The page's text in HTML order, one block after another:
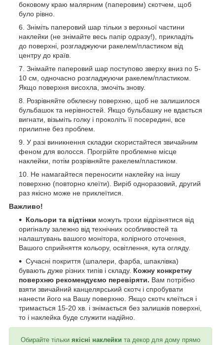
боковому краю малярним (паперовим) скотчем, щоб
було рівно.
Зніміть паперовий шар тільки з верхньої частини
наклейки (не знімайте весь папір одразу!), прикладіть
до поверхні, розгладжуючи ракелем/пластиком від
центру до країв.
Знімайте паперовий шар поступово зверху вниз по 5-
10 см, одночасно розгладжуючи ракелем/пластиком.
Якщо поверхня висохла, змочіть знову.
Розрівняйте обклеєну поверхню, щоб не залишилося
бульбашок та нерівностей. Якщо бульбашку не вдається
вигнати, візьміть голку і проколіть її посередині, все
прилипне без проблем.
У разі виникнення складки скористайтеся звичайним
феном для волосся. Прогрійте проблемне місце
наклейки, потім розрівняйте ракелем/пластиком.
Не намагайтеся переносити наклейку на іншу
поверхню (повторно клеїти). Виріб одноразовий, другий
раз якісно може не приклеїтися.
Важливо!
Кольори та відтінки можуть трохи відрізнятися від
оригіналу залежно від технічних особливостей та
налаштувань вашого монітора, колірного оточення,
Вашого сприйняття кольору, освітлення, кута огляду.
Сучасні покриття (шпалери, фарба, шпаклівка)
бувають дуже різних типів і складу. Кожну конкретну
поверхню рекомендуємо перевіряти. Вам потрібно
взяти звичайний канцелярський скотч і спробувати
нанести його на Вашу поверхню. Якщо скотч клеїться і
тримається 15-20 хв. і знімається без залишків поверхні,
то і наклейка буде служити надійно.
Обирайте тільки якісні наклейки та декор для дому прямо